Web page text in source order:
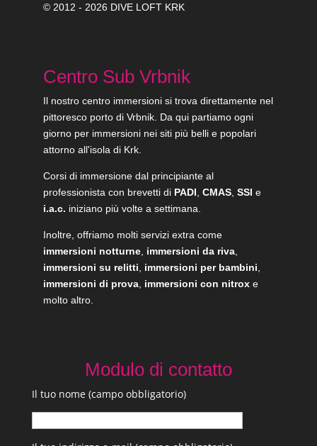
© 2012 - 2026 DIVE LOFT KRK
Centro Sub Vrbnik
Il nostro centro immersioni si trova direttamente nel
pittoresco porto di Vrbnik. Da qui partiamo ogni
giorno per immersioni nei siti più belli e popolari
attorno all'isola di Krk.
Corsi di immersione dal principiante al
professionista con brevetti di PADI, CMAS, SSI e
i.a.c. iniziano più volte a settimana.
Inoltre, offriamo molti servizi extra come
immersioni notturne, immersioni da riva,
immersioni su relitti, immersioni per bambini,
immersioni di prova, immersioni con nitroxe
molto altro.
Modulo di contatto
Il tuo nome (campo obbligatorio)